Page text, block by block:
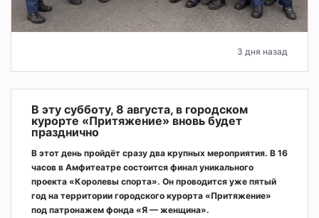
3 дня назад
В эту субботу, 8 августа, в городском
курорте «Притяжение» вновь будет
празднично
В этот день пройдёт сразу два крупных мероприятия. В 16
часов в Амфитеатре состоится финал уникального
проекта «Королевы спорта». Он проводится уже пятый
год на территории городского курорта «Притяжение»
под патронажем фонда «Я — женщина».